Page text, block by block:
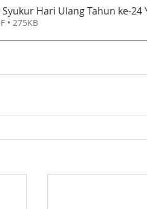
Hari Ulang Tahun ke-24
• 275KB